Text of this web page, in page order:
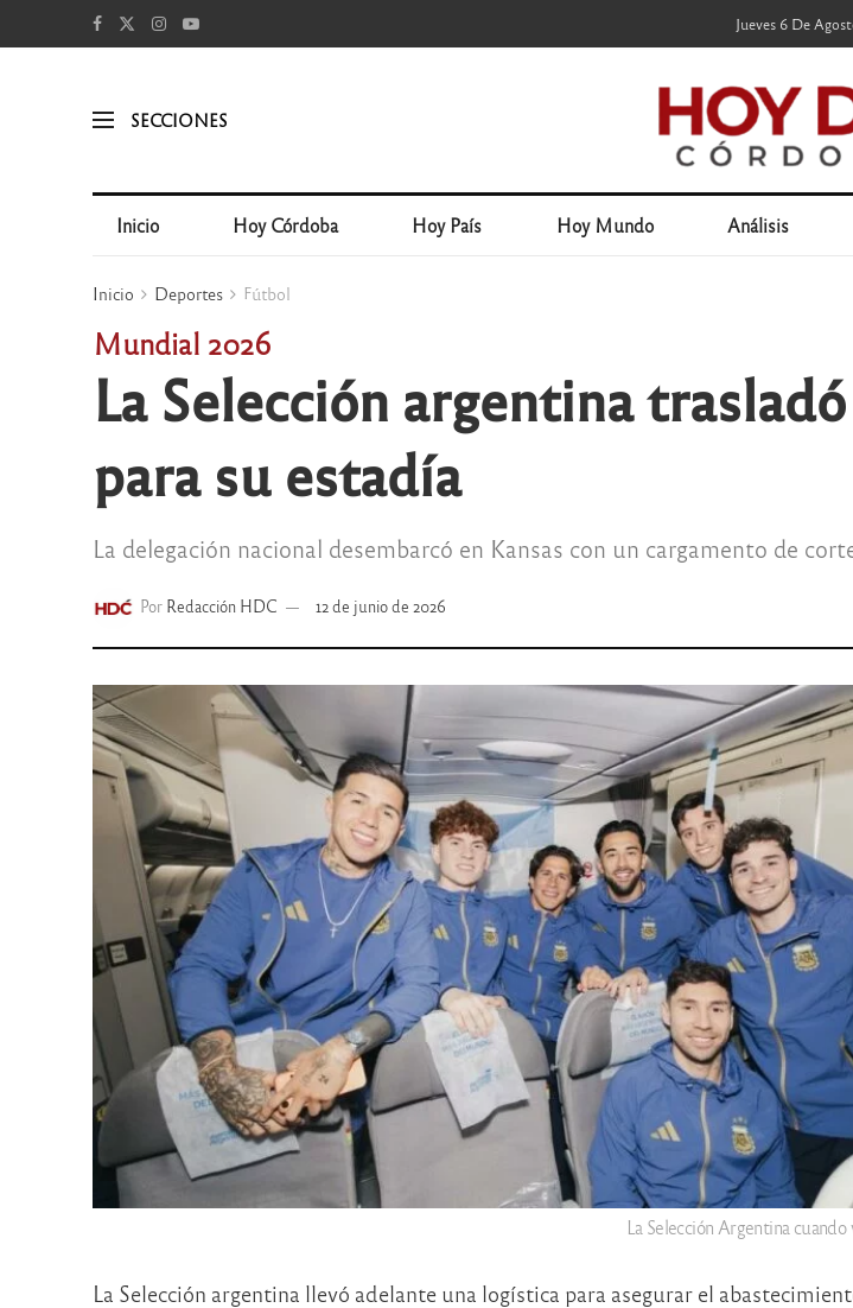
Jueves 6 De
SECCIONES
Inicio Hoy Córdoba Hoy País Hoy Mundo Análisis
Inicio Deportes Fútbol
Mundial 2026
La Selección argentina
para su estadía
La delegación nacional desembarcó en Kansas con un cargamento de
Por Redacción HDC 12 de junio de 2026
La Selección Argentina cuando
La Selección argentina llevó adelante una logística para asegurar el